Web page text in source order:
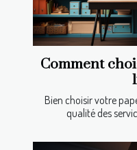
Comment
Bien choisir votre
qualité des